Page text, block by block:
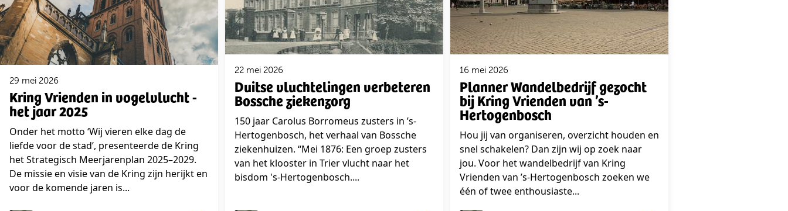
29 mei 2026
Kring Vrienden in vogelvlucht -
het jaar 2025
Onder het motto ‘Wij vieren elke dag de
liefde voor de stad’, presenteerde de Kring
het Strategisch Meerjarenplan 2025–2029.
De missie en visie van de Kring zijn herijkt en
voor de komende jaren is...
22 mei 2026
Duitse vluchtelingen verbeteren
Bossche ziekenzorg
150 jaar Carolus Borromeus zusters in ’s-
Hertogenbosch, het verhaal van Bossche
ziekenhuizen. “Mei 1876: Een groep zusters
van het klooster in Trier vlucht naar het
bisdom 's-Hertogenbosch....
16 mei 2026
Planner Wandelbedrijf gezocht
bij Kring Vrienden van ’s-
Hertogenbosch
Hou jij van organiseren, overzicht houden en
snel schakelen? Dan zijn wij op zoek naar
jou. Voor het wandelbedrijf van Kring
Vrienden van ’s-Hertogenbosch zoeken we
één of twee enthousiaste...